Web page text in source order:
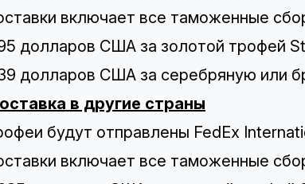
включает все таможенные
долларов США за золотой трофей
долларов США за серебряную или
в другие страны
будут отправлены FedEx
включает все таможенные